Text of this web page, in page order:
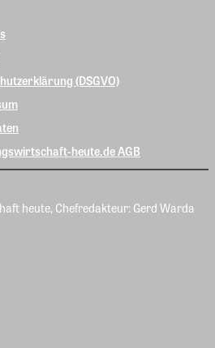
(DSGVO)
heute.de AGB
heute, Chefredakteur: Gerd Warda